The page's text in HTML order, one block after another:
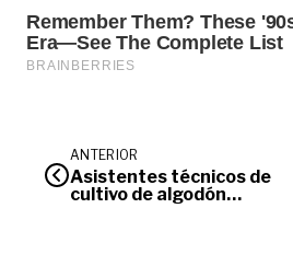
ANTERIOR
Asistentes técnicos de
cultivo de algodón